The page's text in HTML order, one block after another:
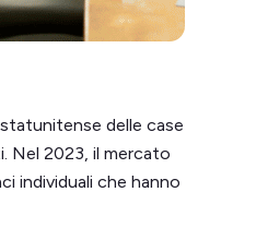
delle case
Nel 2023, il mercato
individuali che hanno